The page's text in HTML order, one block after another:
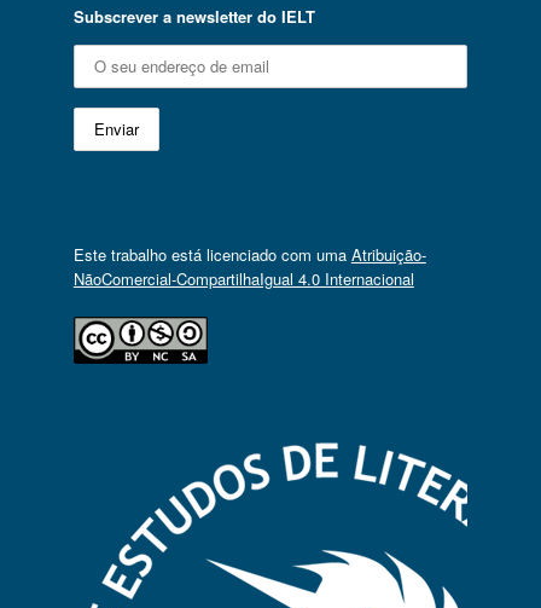
Subscrever a newsletter do IELT
Este trabalho está licenciado com uma Atribuição-
NãoComercial-CompartilhaIgual 4.0 Internacional